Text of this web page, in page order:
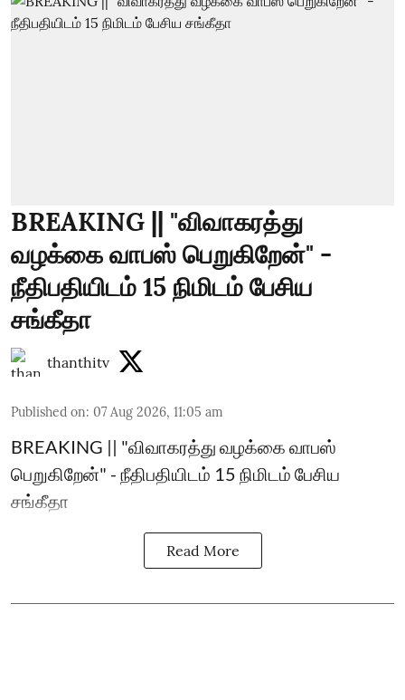
BREAKING || "விவாகரத்து
வழக்கை வாபஸ் பெறுகிறேன்" -
நீதிபதியிடம் 15 நிமிடம் பேசிய
சங்கீதா
thanthitv
Published on: 07 Aug 2026, 11:05 am
BREAKING || "விவாகரத்து வழக்கை வாபஸ்
பெறுகிறேன்" - நீதிபதியிடம் 15 நிமிடம் பேசிய
சங்கீதா
Read More